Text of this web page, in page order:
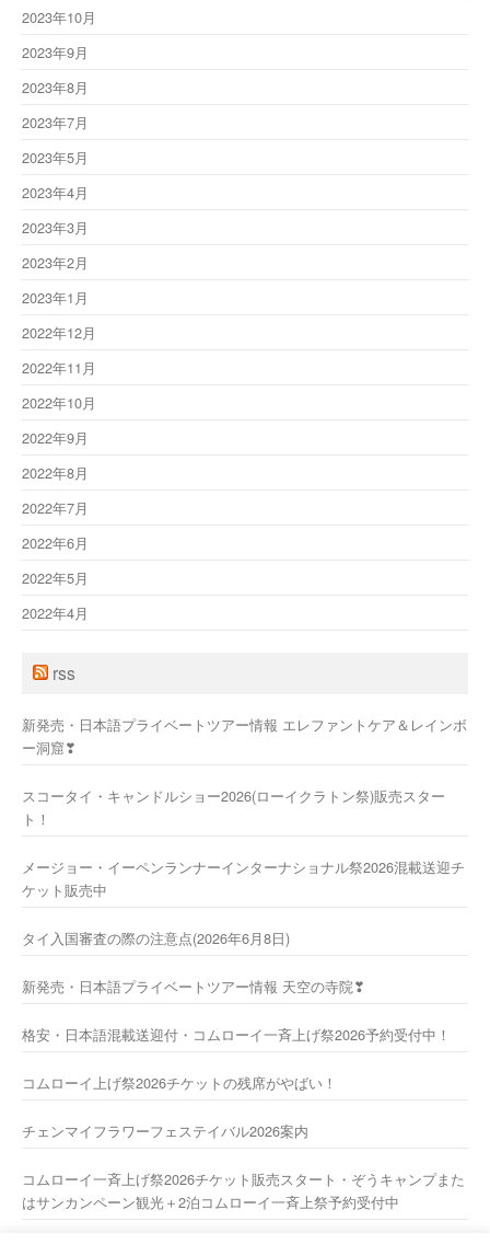
2023年10月
2023年9月
2023年8月
2023年7月
2023年5月
2023年4月
2023年3月
2023年2月
2023年1月
2022年12月
2022年11月
2022年10月
2022年9月
2022年8月
2022年7月
2022年6月
2022年5月
2022年4月
rss
新発売・日本語プライベートツアー情報 エレファントケア＆レインボ
ー洞窟❣
スコータイ・キャンドルショー2026(ローイクラトン祭)販売スター
ト！
メージョー・イーペンランナーインターナショナル祭2026混載送迎チ
ケット販売中
タイ入国審査の際の注意点(2026年6月8日)
新発売・日本語プライベートツアー情報 天空の寺院❣
格安・日本語混載送迎付・コムローイ一斉上げ祭2026予約受付中！
コムローイ上げ祭2026チケットの残席がやばい！
チェンマイフラワーフェステイバル2026案内
コムローイ一斉上げ祭2026チケット販売スタート・ぞうキャンプまた
はサンカンペーン観光＋2泊コムローイ一斉上祭予約受付中